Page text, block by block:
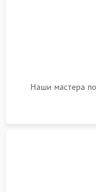
Наши мастера